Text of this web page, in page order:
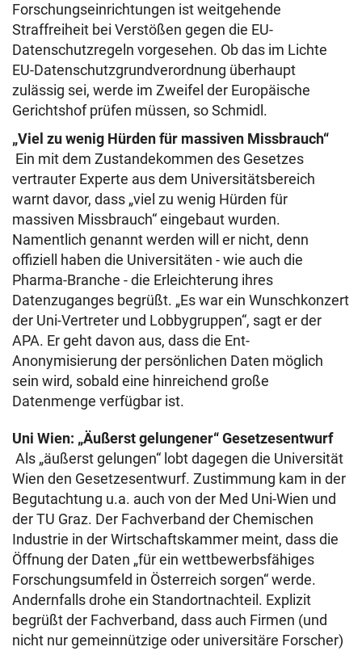
Forschungseinrichtungen ist weitgehende
Straffreiheit bei Verstößen gegen die EU-
Datenschutzregeln vorgesehen. Ob das im Lichte
EU-Datenschutzgrundverordnung überhaupt
zulässig sei, werde im Zweifel der Europäische
Gerichtshof prüfen müssen, so Schmidl.
„Viel zu wenig Hürden für massiven Missbrauch“
Ein mit dem Zustandekommen des Gesetzes
vertrauter Experte aus dem Universitätsbereich
warnt davor, dass „viel zu wenig Hürden für
massiven Missbrauch“ eingebaut wurden.
Namentlich genannt werden will er nicht, denn
offiziell haben die Universitäten - wie auch die
Pharma-Branche - die Erleichterung ihres
Datenzuganges begrüßt. „Es war ein Wunschkonzert
der Uni-Vertreter und Lobbygruppen“, sagt er der
APA. Er geht davon aus, dass die Ent-
Anonymisierung der persönlichen Daten möglich
sein wird, sobald eine hinreichend große
Datenmenge verfügbar ist.
Uni Wien: „Äußerst gelungener“ Gesetzesentwurf
Als „äußerst gelungen“ lobt dagegen die Universität
Wien den Gesetzesentwurf. Zustimmung kam in der
Begutachtung u.a. auch von der Med Uni-Wien und
der TU Graz. Der Fachverband der Chemischen
Industrie in der Wirtschaftskammer meint, dass die
Öffnung der Daten „für ein wettbewerbsfähiges
Forschungsumfeld in Österreich sorgen“ werde.
Andernfalls drohe ein Standortnachteil. Explizit
begrüßt der Fachverband, dass auch Firmen (und
nicht nur gemeinnützige oder universitäre Forscher)